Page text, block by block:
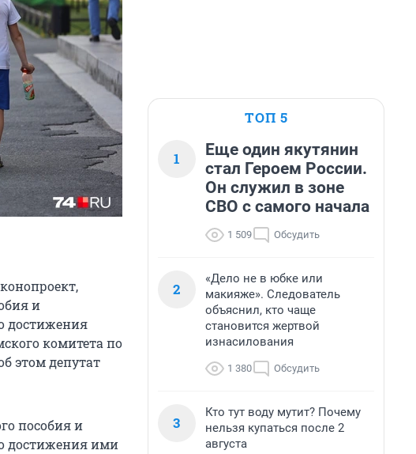
и
достижения
комитета по
этом депутат
пособия и
достижения ими
ТОП 5
1
Еще один якутянин
стал Героем России.
Он служил в зоне
СВО с самого начала
1 509 Обсудить
2
«Дело не в юбке или
макияже». Следователь
объяснил, кто чаще
становится жертвой
изнасилования
1 380 Обсудить
3
Кто тут воду мутит? Почему
нельзя купаться после 2
августа